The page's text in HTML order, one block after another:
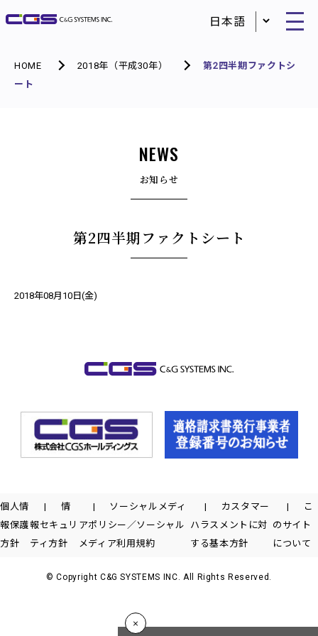
HOME 2018年（平成30年）
第2四半期ファクトシ
ート
NEWS
お知らせ
第2四半期ファクトシート
2018年08月10日(金)
個人情
報保護
方針
情
報セキュリ
ティ方針
ソーシャルメディ
アポリシー／ソーシャル
メディア利用規約
カスタマー
ハラスメントに対
する基本方針
こ
のサイト
について
© Copyright C&G SYSTEMS INC. All Rights Reserved.